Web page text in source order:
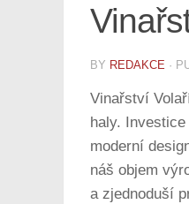
BY REDAKCE ·
Vinařství
haly.
moderní
náš objem
a zjednoduší